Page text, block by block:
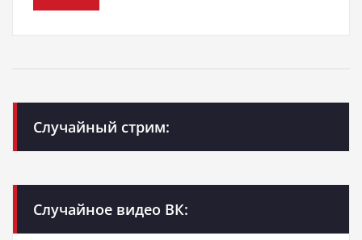
Случайный стрим:
Случайное видео ВК: